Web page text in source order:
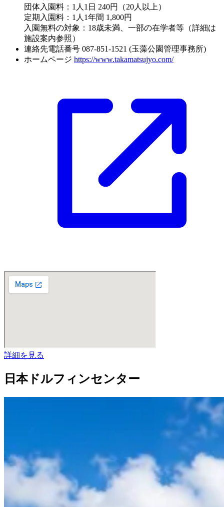
団体入園料：1人1日 240円（20人以上）
定期入園料：1人1年間 1,800円
入園無料の対象：18歳未満、一部の在学者等（詳細は
施設案内参照）
連絡先電話番号 087-851-1521 (玉藻公園管理事務所)
ホームページ https://www.takamatsujyo.com/
詳細を見る
日本ドルフィンセンター